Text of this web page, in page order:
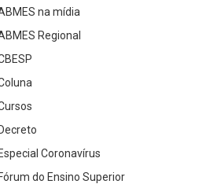
na mídia
Regional
Coronavírus
do Ensino Superior